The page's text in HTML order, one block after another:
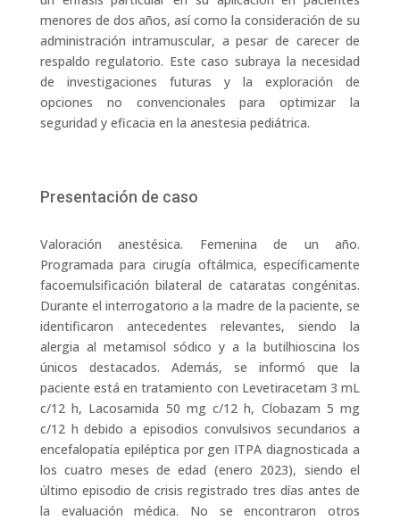
menores de dos años, así como la consideración de su
administración intramuscular, a pesar de carecer de
respaldo regulatorio. Este caso subraya la necesidad
de investigaciones futuras y la exploración de
opciones no convencionales para optimizar la
seguridad y eficacia en la anestesia pediátrica.
Presentación de caso
Valoración anestésica. Femenina de un año.
Programada para cirugía oftálmica, específicamente
facoemulsificación bilateral de cataratas congénitas.
Durante el interrogatorio a la madre de la paciente, se
identificaron antecedentes relevantes, siendo la
alergia al metamisol sódico y a la butilhioscina los
únicos destacados. Además, se informó que la
paciente está en tratamiento con Levetiracetam 3 mL
c/12 h, Lacosamida 50 mg c/12 h, Clobazam 5 mg
c/12 h debido a episodios convulsivos secundarios a
encefalopatía epiléptica por gen ITPA diagnosticada a
los cuatro meses de edad (enero 2023), siendo el
último episodio de crisis registrado tres días antes de
la evaluación médica. No se encontraron otros